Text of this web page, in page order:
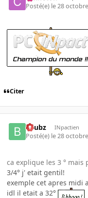
Posté(e) le 28
Citer
beubz INpactien
Posté(e) le 28
ca explique les 3 ° mais
3/4° j' etait gentil!
exemple cet apres midi
idl il etait a 32°